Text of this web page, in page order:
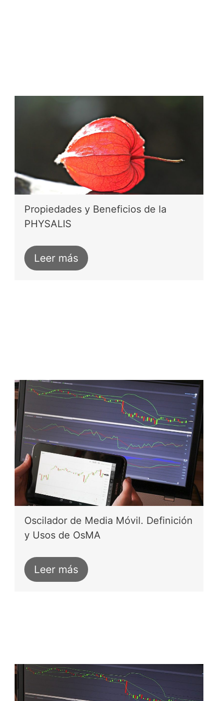
Propiedades y Beneficios de la
PHYSALIS
Leer más
Oscilador de Media Móvil. Definición
y Usos de OsMA
Leer más